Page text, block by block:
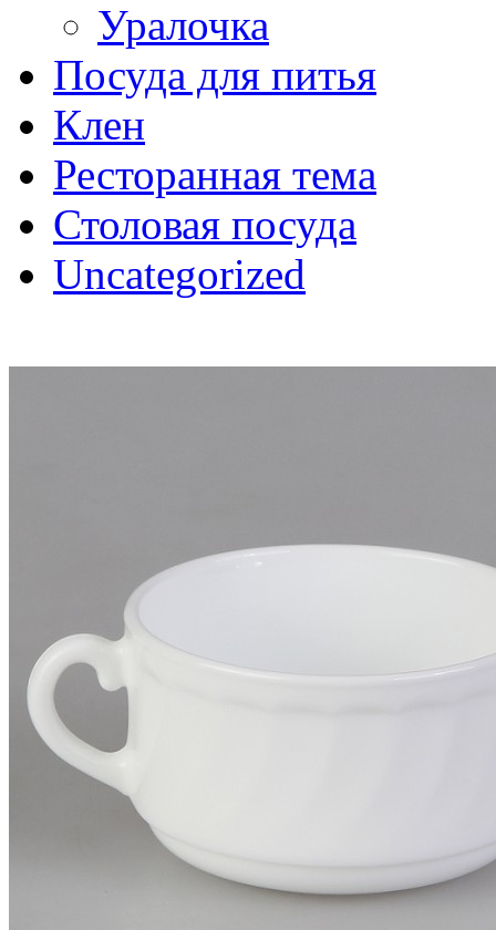
Уралочка
Посуда для питья
Клен
Ресторанная тема
Столовая посуда
Uncategorized